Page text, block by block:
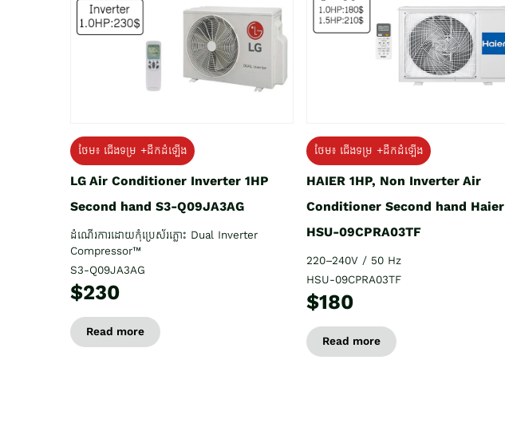
ថែម៖ ជើងទម្រ +ដឹកដំឡើង
LG Air Conditioner Inverter 1HP
Second hand S3-Q09JA3AG
ដំណើរការដោយកុំប្រេស័រភ្លោះ Dual Inverter
Compressor™
S3-Q09JA3AG
$230
Read more
ថែម៖ ជើងទម្រ +ដឹកដំឡើង
HAIER 1HP, Non Inverter Air
Conditioner Second hand Haier
HSU-09CPRA03TF
220–240V / 50 Hz
HSU-09CPRA03TF
$180
Read more